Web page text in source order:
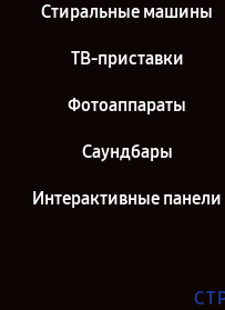
Стиральные машины
ТВ-приставки
Фотоаппараты
Саундбары
Интерактивные панели